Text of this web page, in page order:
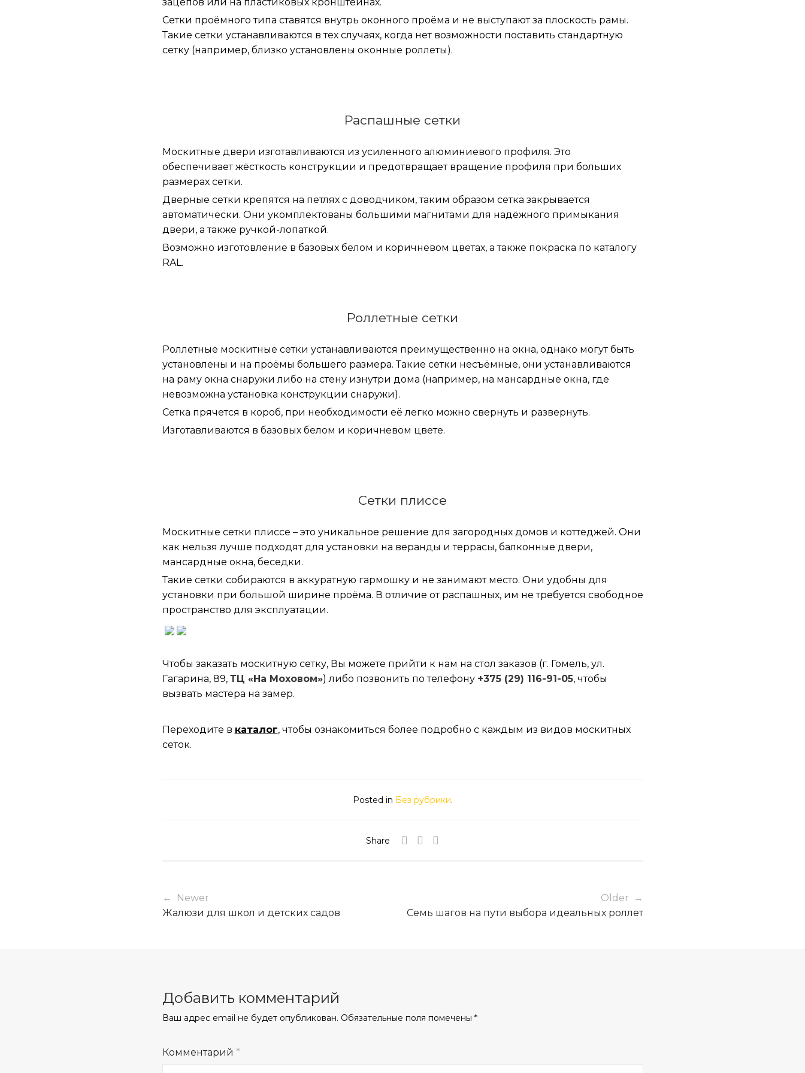
Сетки проёмного типа ставятся внутрь оконного проёма и не выступают за плоскость рамы.
Такие сетки устанавливаются в тех случаях, когда нет возможности поставить стандартную
сетку (например, близко установлены оконные роллеты).
Распашные сетки
Москитные двери изготавливаются из усиленного алюминиевого профиля. Это
обеспечивает жёсткость конструкции и предотвращает вращение профиля при больших
размерах сетки.
Дверные сетки крепятся на петлях с доводчиком, таким образом сетка закрывается
автоматически. Они укомплектованы большими магнитами для надёжного примыкания
двери, а также ручкой-лопаткой.
Возможно изготовление в базовых белом и коричневом цветах, а также покраска по каталогу
RAL.
Роллетные сетки
Роллетные москитные сетки устанавливаются преимущественно на окна, однако могут быть
установлены и на проёмы большего размера. Такие сетки несъёмные, они устанавливаются
на раму окна снаружи либо на стену изнутри дома (например, на мансардные окна, где
невозможна установка конструкции снаружи).
Сетка прячется в короб, при необходимости её легко можно свернуть и развернуть.
Изготавливаются в базовых белом и коричневом цвете.
Сетки плиссе
Москитные сетки плиссе – это уникальное решение для загородных домов и коттеджей. Они
как нельзя лучше подходят для установки на веранды и террасы, балконные двери,
мансардные окна, беседки.
Такие сетки собираются в аккуратную гармошку и не занимают место. Они удобны для
установки при большой ширине проёма. В отличие от распашных, им не требуется свободное
пространство для эксплуатации.
Чтобы заказать москитную сетку, Вы можете прийти к нам на стол заказов (г. Гомель, ул.
Гагарина, 89, ТЦ «На Моховом») либо позвонить по телефону +375 (29) 116-91-05, чтобы
вызвать мастера на замер.
Переходите в каталог, чтобы ознакомиться более подробно с каждым из видов москитных
сеток.
Posted in Без рубрики.
Share
← Newer
Жалюзи для школ и детских садов
Older →
Семь шагов на пути выбора идеальных роллет
Добавить комментарий
Ваш адрес email не будет опубликован. Обязательные поля помечены *
Комментарий *